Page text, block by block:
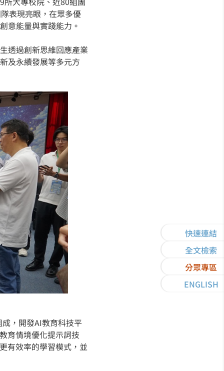
快速連結
全文檢索
分眾專區
ENGLISH
表現亮眼，在眾多優
意能量與實踐能力。
透過創新思維回應產業
及永續發展等多元方
，開發AI教育科技平
育情境優化提示詞技
有效率的學習模式，並